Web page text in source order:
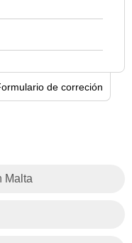
de correción
Malta